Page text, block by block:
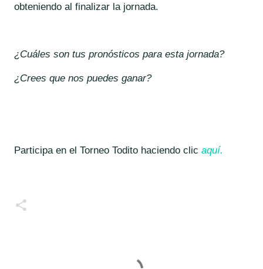
obteniendo al finalizar la jornada.
¿Cuáles son tus pronósticos para esta jornada?
¿Crees que nos puedes ganar?
Participa en el Torneo Todito haciendo clic aquí.